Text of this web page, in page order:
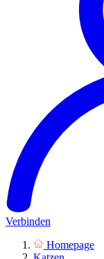
Verbinden
Homepage